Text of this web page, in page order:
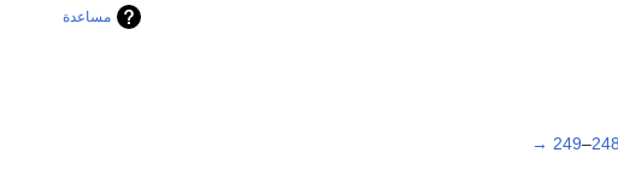
مساعدة
248
–
249
→